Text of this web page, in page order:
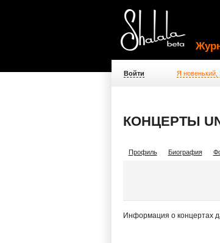
Войти Я новенький,
КОНЦЕРТЫ
Профиль Биография
Информация о концертах